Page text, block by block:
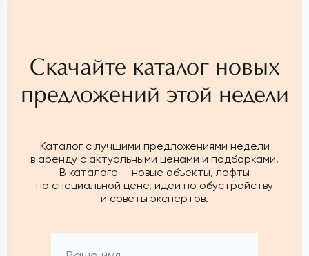
Скачайте каталог новых
предложений этой недели
Каталог с лучшими предложениями недели
в аренду с актуальными ценами и подборками.
В каталоге — новые объекты, лофты
по специальной цене, идеи по обустройству
и советы экспертов.